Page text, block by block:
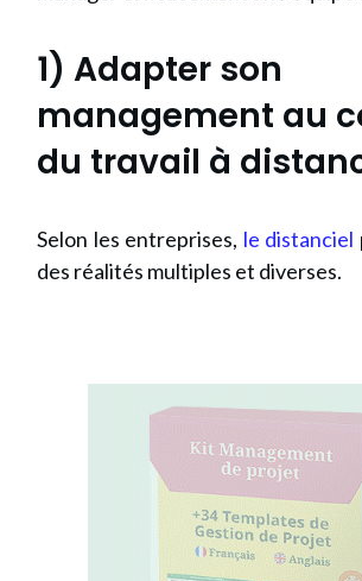
1) Adapter son
management au
du travail à
Selon les entreprises, le distanciel
des réalités multiples et diverses.